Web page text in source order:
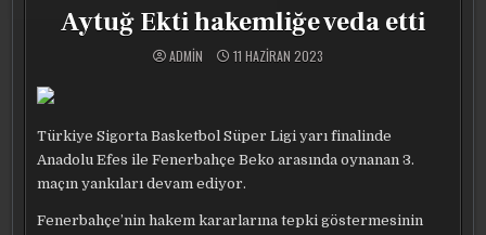
Aytuğ Ekti hakemliğe veda etti
ADMIN 11 HAZIRAN 2023
Türkiye Sigorta Basketbol Süper Ligi yarı finalinde
Anadolu Efes ile Fenerbahçe Beko arasında oynanan 3.
maçın yankıları devam ediyor.
Fenerbahçe’nin hakem kararlarına tepki göstermesinin